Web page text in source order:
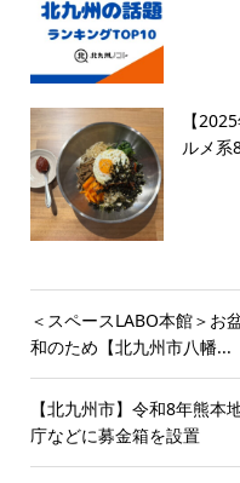
【
ルメ
＜スペースLABO本館＞
和のため【北九州市八幡...
【北九州市】令和8年熊
庁などに募金箱を設置